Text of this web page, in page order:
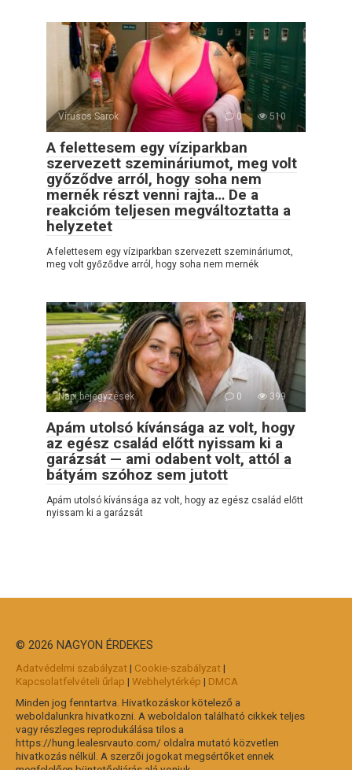
Vírusos Sarok 0 510
A felettesem egy víziparkban
szervezett szemináriumot, meg volt
győződve arról, hogy soha nem
mernék részt venni rajta… De a
reakcióm teljesen megváltoztatta a
helyzetet
A felettesem egy víziparkban szervezett szemináriumot,
meg volt győződve arról, hogy soha nem mernék
Napi bejegyzések 0 399
Apám utolsó kívánsága az volt, hogy
az egész család előtt nyissam ki a
garázsát — ami odabent volt, attól a
bátyám szóhoz sem jutott
Apám utolsó kívánsága az volt, hogy az egész család előtt
nyissam ki a garázsát
© 2026 NAGYON ÉRDEKES
Adatvédelmi szabályzat | Cookie-szabályzat |
Kapcsolatfelvételi űrlap | Webhelytérkép | DMCA
Minden jog fenntartva. Hivatkozáskor kötelező a
weboldalunkra hivatkozni. A weboldalon található cikkek teljes
vagy részleges reprodukálása tilos a
https://hung.lealesrvauto.com/ oldalra mutató közvetlen
hivatkozás nélkül. A szerzői jogokat megsértőket ennek